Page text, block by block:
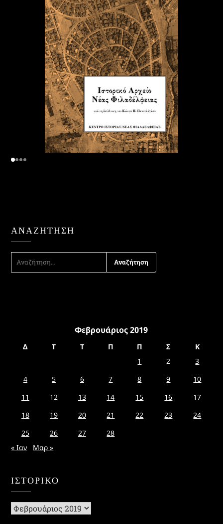
ΑΝΑΖΉΤΗΣΗ
ΑΝΑΖΉΤΗΣΗ
ΓΙΑ:
Φεβρουάριος 2019
Δ Τ Τ Π Π Σ
Κ
1
2
3
4
5 6 7 8 9
10
11
12 13 14 15 16
17
18
19 20 21 22 23
24
25
26 27
28
« Ιαν
Μαρ »
ΙΣΤΟΡΙΚΌ
Ιστορικό